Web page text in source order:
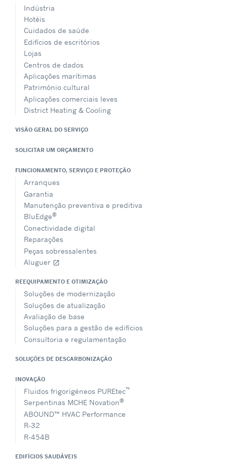
Indústria
Hotéis
Cuidados de saúde
Edifícios de escritórios
Lojas
Centros de dados
Aplicações marítimas
Património cultural
Aplicações comerciais leves
District Heating & Cooling
VISÃO GERAL DO SERVIÇO
SOLICITAR UM ORÇAMENTO
FUNCIONAMENTO, SERVIÇO E PROTEÇÃO
Arranques
Garantia
Manutenção preventiva e preditiva
BluEdge®
Conectividade digital
Reparações
Peças sobressalentes
Aluguer open_in_new
REEQUIPAMENTO E OTIMIZAÇÃO
Soluções de modernização
Soluções de atualização
Avaliação de base
Soluções para a gestão de edifícios
Consultoria e regulamentação
SOLUÇÕES DE DESCARBONIZAÇÃO
INOVAÇÃO
Fluidos frigorigéneos PUREtec™
Serpentinas MCHE Novation®
ABOUND™ HVAC Performance
R-32
R-454B
EDIFÍCIOS SAUDÁVEIS